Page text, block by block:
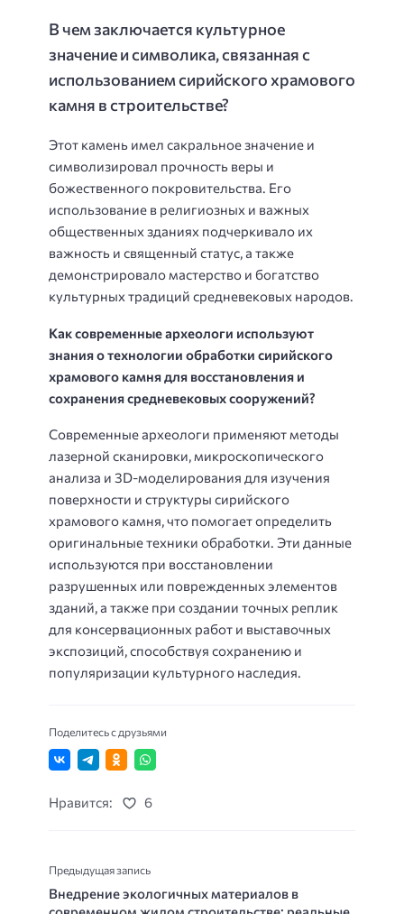
В чем заключается культурное
значение и символика, связанная с
использованием сирийского храмового
камня в строительстве?
Этот камень имел сакральное значение и
символизировал прочность веры и
божественного покровительства. Его
использование в религиозных и важных
общественных зданиях подчеркивало их
важность и священный статус, а также
демонстрировало мастерство и богатство
культурных традиций средневековых народов.
Как современные археологи используют
знания о технологии обработки сирийского
храмового камня для восстановления и
сохранения средневековых сооружений?
Современные археологи применяют методы
лазерной сканировки, микроскопического
анализа и 3D-моделирования для изучения
поверхности и структуры сирийского
храмового камня, что помогает определить
оригинальные техники обработки. Эти данные
используются при восстановлении
разрушенных или поврежденных элементов
зданий, а также при создании точных реплик
для консервационных работ и выставочных
экспозиций, способствуя сохранению и
популяризации культурного наследия.
Поделитесь с друзьями
Нравится: 6
Предыдущая запись
Внедрение экологичных материалов в